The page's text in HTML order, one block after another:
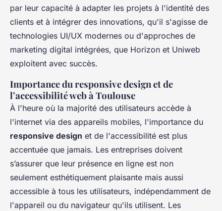
par leur capacité à adapter les projets à l'identité des
clients et à intégrer des innovations, qu'il s'agisse de
technologies UI/UX modernes ou d'approches de
marketing digital intégrées, que Horizon et Uniweb
exploitent avec succès.
Importance du responsive design et de
l’accessibilité web à Toulouse
À l'heure où la majorité des utilisateurs accède à
l'internet via des appareils mobiles, l'importance du
responsive design et de l'accessibilité est plus
accentuée que jamais. Les entreprises doivent
s’assurer que leur présence en ligne est non
seulement esthétiquement plaisante mais aussi
accessible à tous les utilisateurs, indépendamment de
l'appareil ou du navigateur qu'ils utilisent. Les